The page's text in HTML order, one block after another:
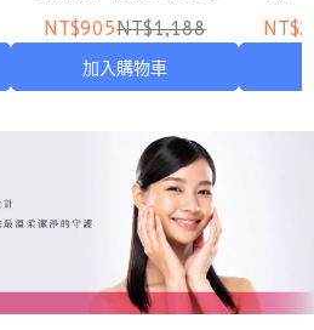
250ml x12瓶-箱購
NT$905NT$1,188
加入購物車